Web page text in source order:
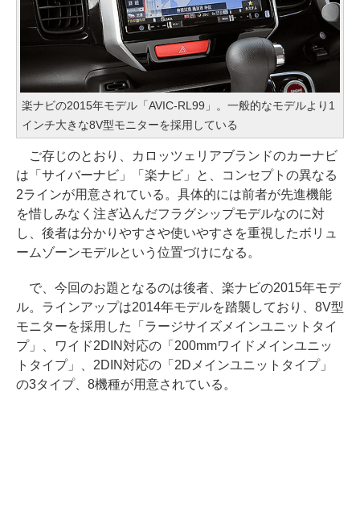
楽ナビの2015年モデル「AVIC-RL99」。一般的なモデルより1
インチ大きな8V型モニターを採用している
ご存じのとおり、カロッツェリアブランドのカーナビ
は「サイバーナビ」「楽ナビ」と、コンセプトの異なる
2ラインが用意されている。具体的には前者が先進機能
を惜しみなく注ぎ込んだフラグシップモデルなのに対
し、後者は分かりやすさや使いやすさを重視したボリュ
ームゾーンモデルという位置づけになる。
で、今回のお題となるのは後者、楽ナビの2015年モデ
ル。ラインアップは2014年モデルを踏襲しており、8V型
モニターを採用した「ラージサイズメインユニットタイ
プ」、ワイド2DIN対応の「200mmワイドメインユニッ
トタイプ」、2DIN対応の「2Dメインユニットタイプ」
の3タイプ、8機種が用意されている。